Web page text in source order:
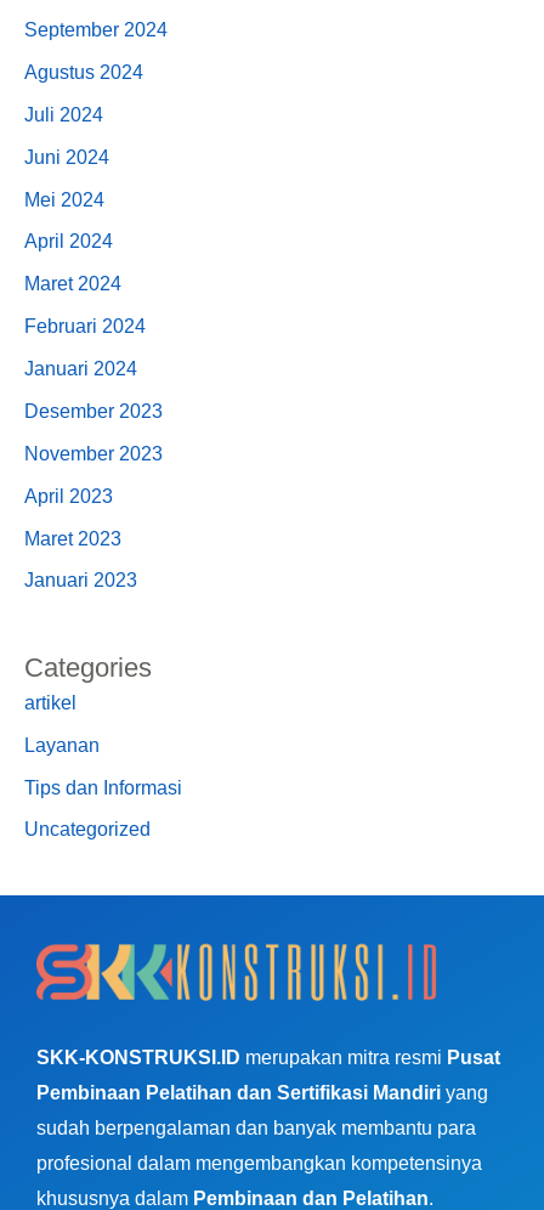
September 2024
Agustus 2024
Juli 2024
Juni 2024
Mei 2024
April 2024
Maret 2024
Februari 2024
Januari 2024
Desember 2023
November 2023
April 2023
Maret 2023
Januari 2023
Categories
artikel
Layanan
Tips dan Informasi
Uncategorized
SKK-KONSTRUKSI.ID merupakan mitra resmi Pusat
Pembinaan Pelatihan dan Sertifikasi Mandiri yang
sudah berpengalaman dan banyak membantu para
profesional dalam mengembangkan kompetensinya
khususnya dalam Pembinaan dan Pelatihan.